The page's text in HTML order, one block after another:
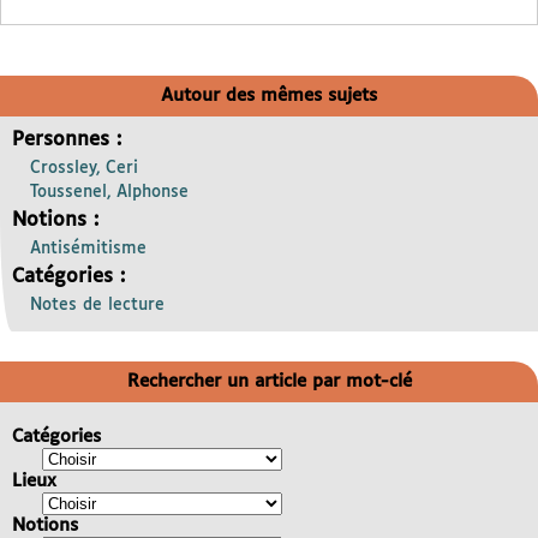
Autour des mêmes sujets
Personnes :
Crossley, Ceri
Toussenel, Alphonse
Notions :
Antisémitisme
Catégories :
Notes de lecture
Rechercher un article par mot-clé
Catégories
Lieux
Notions